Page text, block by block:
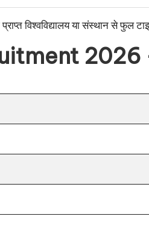
विश्वविद्यालय या संस्थान से फुल